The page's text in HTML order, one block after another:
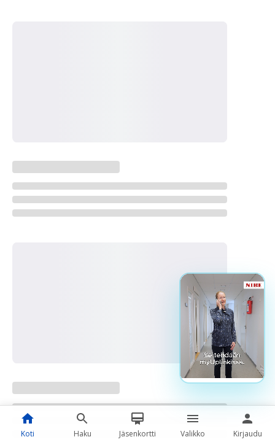
Koti Haku Jäsenkortti Valikko Kirjaudu